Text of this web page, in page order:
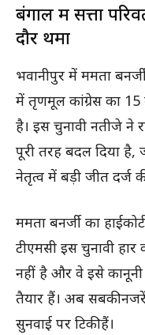
बंगाल में सत्ता
दौर थमा
भवानीपुर में ममता
में तृणमूल कांग्रेस का 15
है। इस चुनावी नतीजे ने
पूरी तरह बदल दिया है,
नेतृत्व में बड़ी जीत दर्ज
ममता बनर्जी का
टीएमसी इस चुनावी
नहीं है और वे इसे कानूनी
तैयार हैं। अब सबकी नजरें
सुनवाई पर टिकी हैं।